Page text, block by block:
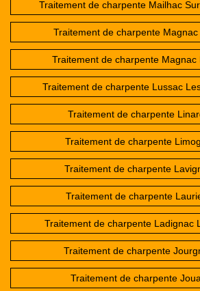
Traitement de charpente Mailhac
Traitement de charpente
Traitement de charpente Magnac
Traitement de charpente Lussac
Traitement de charpente
Traitement de charpente
Traitement de charpente
Traitement de charpente
Traitement de charpente Ladignac
Traitement de charpente
Traitement de charpente